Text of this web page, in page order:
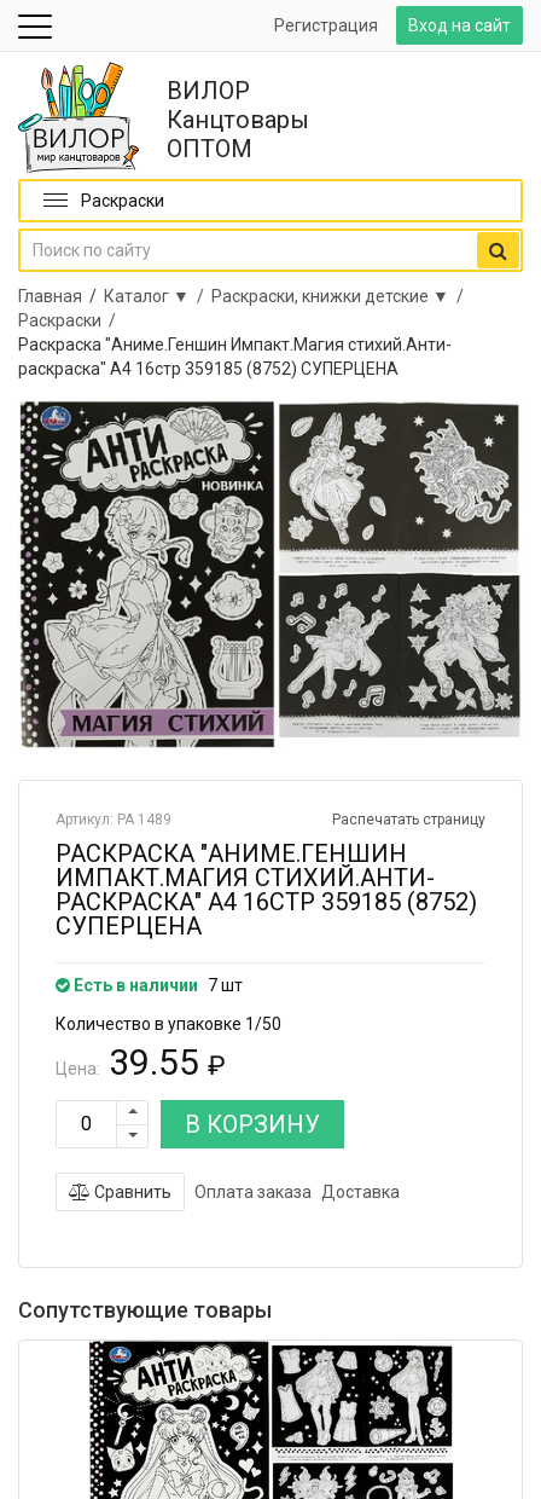
Вход на сайт
Регистрация
ВИЛОР
Канцтовары
ОПТОМ
Раскраски
Главная / Каталог ▼ / Раскраски, книжки детские ▼ /
Раскраски /
Раскраска "Аниме.Геншин Импакт.Магия стихий.Анти-
раскраска" А4 16стр 359185 (8752) СУПЕРЦЕНА
Распечатать страницу
Артикул: РА 1489
РАСКРАСКА "АНИМЕ.ГЕНШИН
ИМПАКТ.МАГИЯ СТИХИЙ.АНТИ-
РАСКРАСКА" А4 16СТР 359185 (8752)
СУПЕРЦЕНА
Есть в наличии
7 шт
Количество в упаковке 1/50
Цена: 39.55 ₽
В КОРЗИНУ
Сравнить Оплата заказа Доставка
Сопутствующие товары